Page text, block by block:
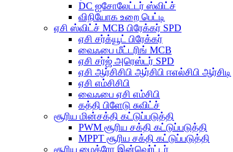
DC ஐசோலேட்டர் ஸ்விட்ச்
விநியோக உறை பெட்டி
ஏசி ஸ்விட்ச் MCB பிரேக்கர் SPD
ஏசி சர்க்யூட் பிரேக்கர்
வைஃபை மீட்டரிங் MCB
ஏசி சர்ஜ் அரெஸ்டர் SPD
ஏசி ஆர்சிசிபி ஆர்சிபி ஈஎல்சிபி ஆர்சிடி
ஏசி எம்சிசிபி
வைஃபை ஏசி எம்சிபி
கத்தி பிளேடு சுவிட்ச்
சூரிய மின்சக்தி கட்டுப்படுத்தி
PWM சூரிய சக்தி கட்டுப்படுத்தி
MPPT சூரிய சக்தி கட்டுப்படுத்தி
சூரிய மைக்ரோ இன்வெர்ட்டர்